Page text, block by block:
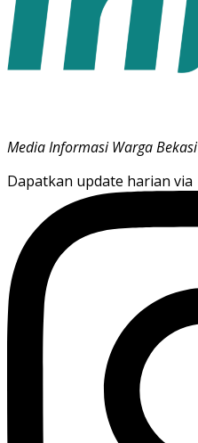
Media Informasi Warga Bekasi
Dapatkan update harian via